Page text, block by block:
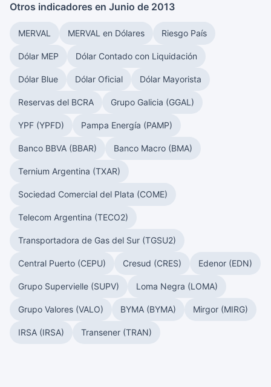
Otros indicadores en Junio de 2013
MERVAL MERVAL en Dólares Riesgo País
Dólar MEP Dólar Contado con Liquidación
Dólar Blue Dólar Oficial Dólar Mayorista
Reservas del BCRA Grupo Galicia (GGAL)
YPF (YPFD) Pampa Energía (PAMP)
Banco BBVA (BBAR) Banco Macro (BMA)
Ternium Argentina (TXAR)
Sociedad Comercial del Plata (COME)
Telecom Argentina (TECO2)
Transportadora de Gas del Sur (TGSU2)
Central Puerto (CEPU) Cresud (CRES) Edenor (EDN)
Grupo Supervielle (SUPV) Loma Negra (LOMA)
Grupo Valores (VALO) BYMA (BYMA) Mirgor (MIRG)
IRSA (IRSA) Transener (TRAN)